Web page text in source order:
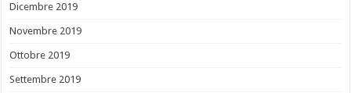
Dicembre 2019
Novembre 2019
Ottobre 2019
Settembre 2019